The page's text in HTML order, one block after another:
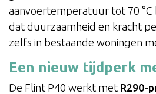
aanvoertemperatuur tot 70 °C
dat duurzaamheid en kracht
zelfs in bestaande woningen
Een nieuw tijdperk
De Flint P40 werkt met R290-